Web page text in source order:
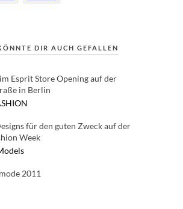
DIR AUCH GEFALLEN
Esprit Store Opening auf der
in Berlin
für den guten Zweck auf der
Week
2011